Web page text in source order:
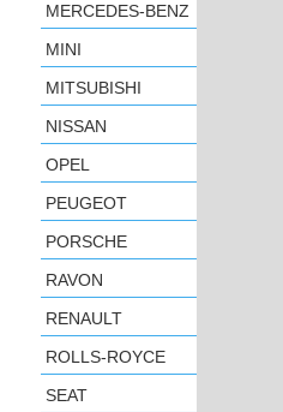
MERCEDES-BENZ
MINI
MITSUBISHI
NISSAN
OPEL
PEUGEOT
PORSCHE
RAVON
RENAULT
ROLLS-ROYCE
SEAT